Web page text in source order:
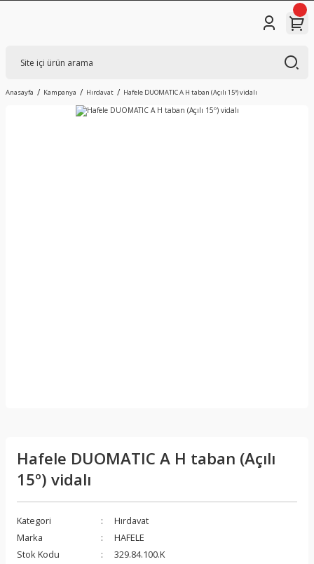
Anasayfa Kampanya Hırdavat Hafele DUOMATIC A H taban (Açılı 15º) vidalı
Hafele DUOMATIC A H taban (Açılı
15º) vidalı
Kategori
Hırdavat
Marka
HAFELE
Stok Kodu
329.84.100.K